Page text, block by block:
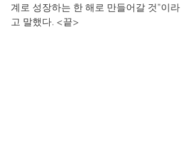
계로 성장하는 한 해로 만들어갈 것”이라
고 말했다. <끝>